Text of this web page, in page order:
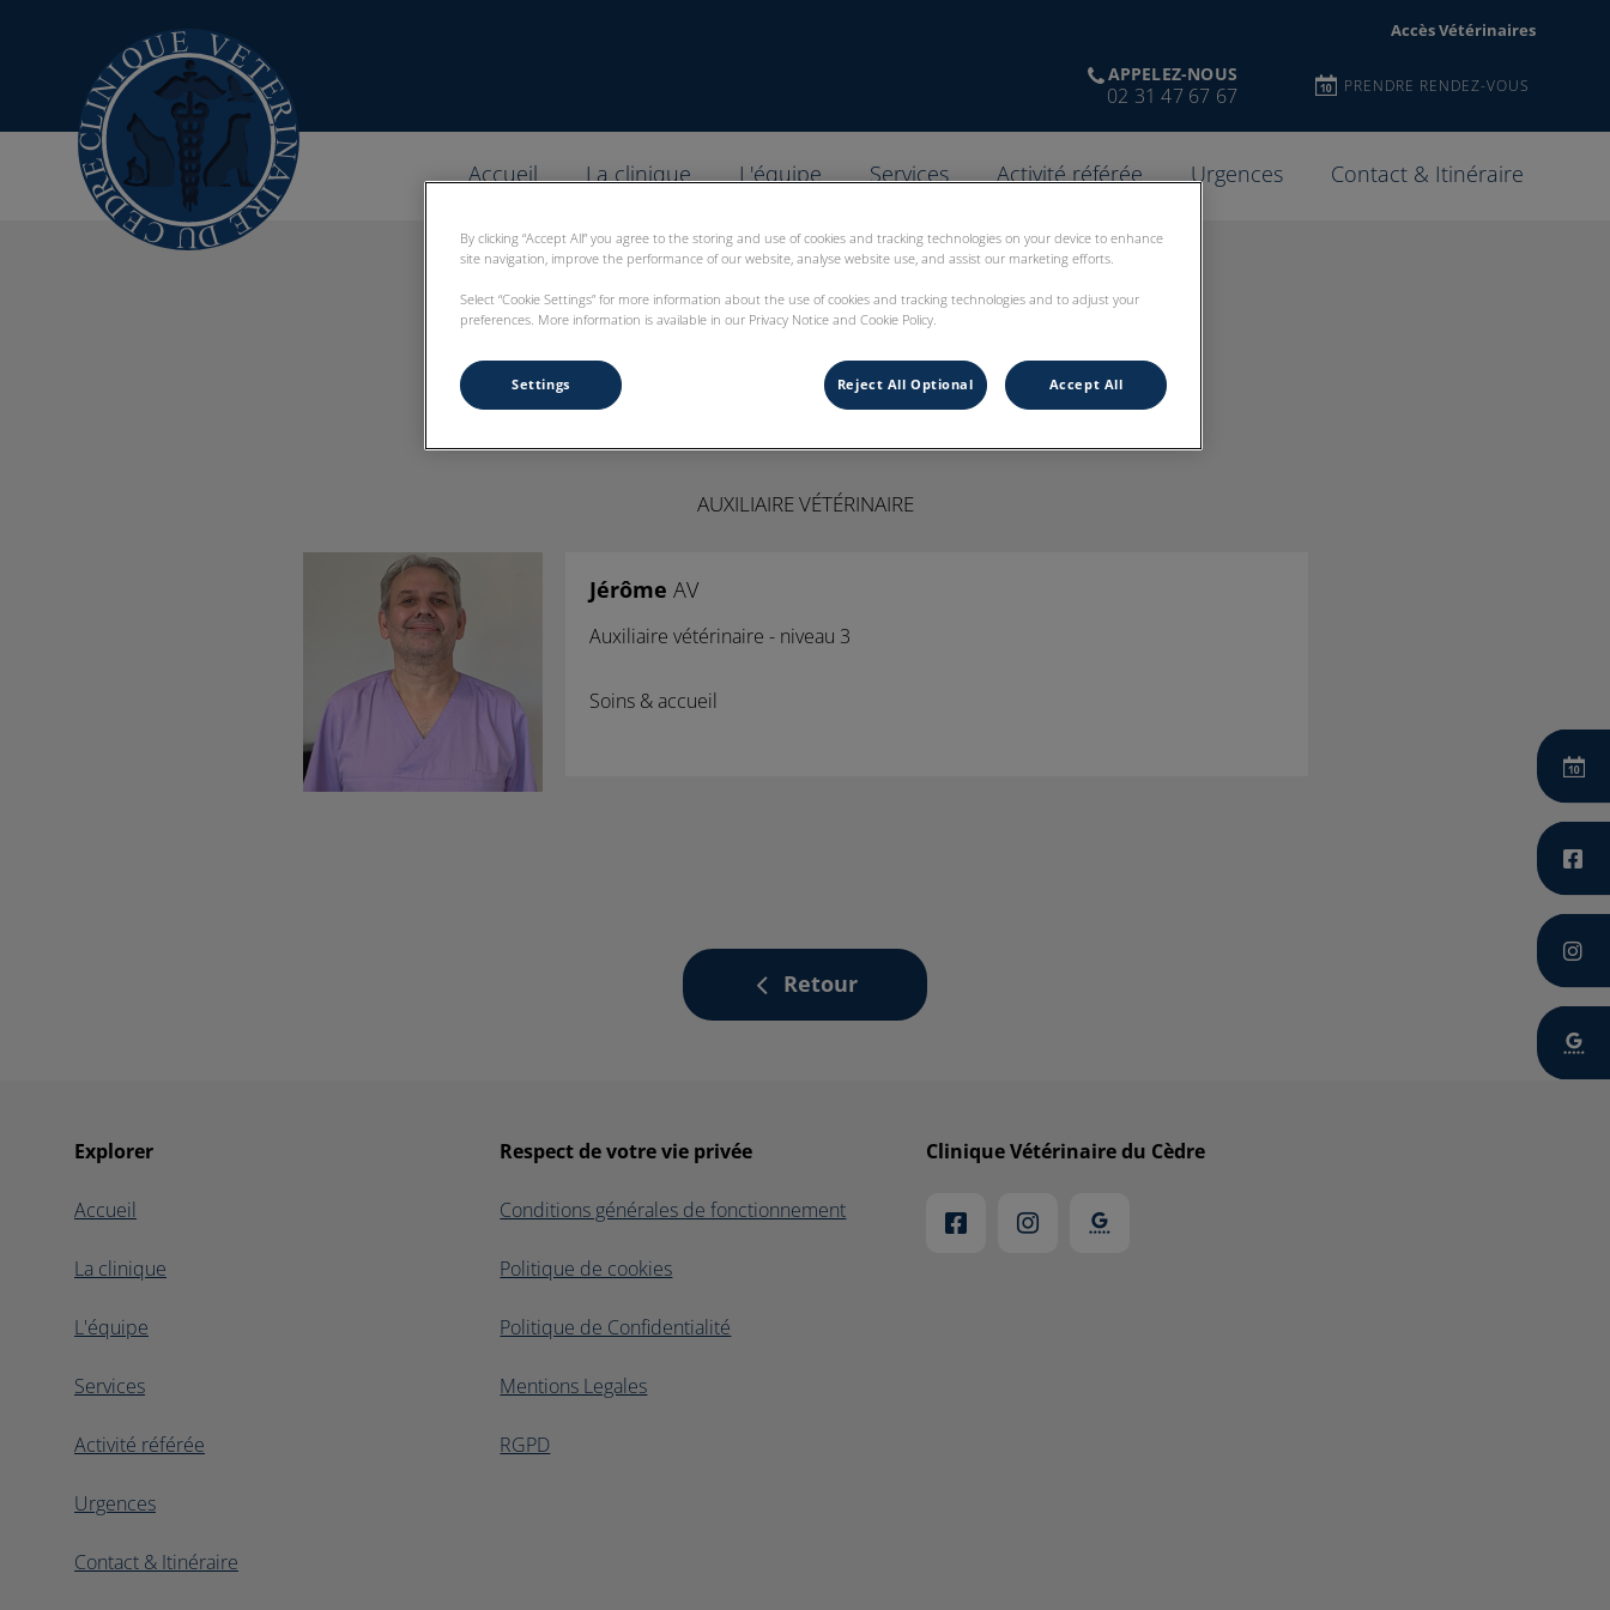
Accès Vétérinaires
Page d'accueil de Clinique vétérinaire du Cèdre
APPELEZ-NOUS
02 31 47 67 67 PRENDRE RENDEZ-VOUS
Accueil La clinique L'équipe Services Activité référée Urgences Contact & Itinéraire
Jérôme
AUXILIAIRE VÉTÉRINAIRE
Jérôme AV
Auxiliaire vétérinaire - niveau 3
Soins & accueil
Retour
Explorer
Accueil
La clinique
L'équipe
Services
Activité référée
Urgences
Contact & Itinéraire
Respect de votre vie privée
Conditions générales de fonctionnement
Politique de cookies
Politique de Confidentialité
Mentions Legales
RGPD
Clinique Vétérinaire du Cèdre
By clicking “Accept All” you agree to the storing and use of cookies and tracking technologies on your device to enhance
site navigation, improve the performance of our website, analyse website use, and assist our marketing efforts.
Select “Cookie Settings” for more information about the use of cookies and tracking technologies and to adjust your
preferences. More information is available in our Privacy Notice and Cookie Policy.
Settings Reject All Optional Accept All